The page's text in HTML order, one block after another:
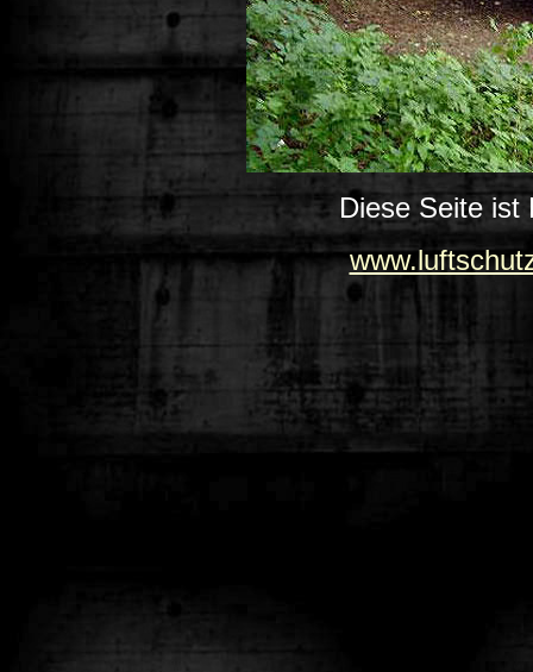
Diese Seite ist